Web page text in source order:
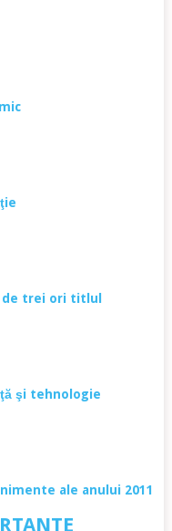
de trei ori titlul
şi tehnologie